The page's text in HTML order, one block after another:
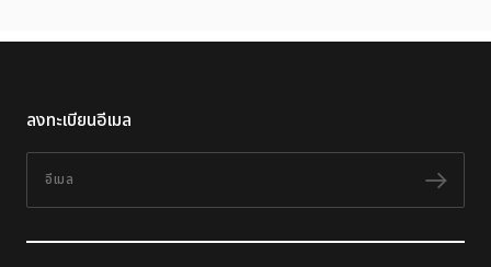
ลงทะเบียนอีเมล
ติดต